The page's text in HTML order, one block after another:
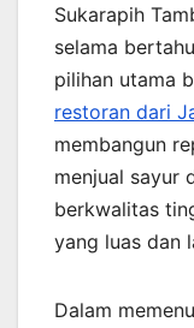
Sukarapih
selama
pilihan utama
restoran dari
membangun
menjual sayur
berkwalitas
yang luas dan
Dalam